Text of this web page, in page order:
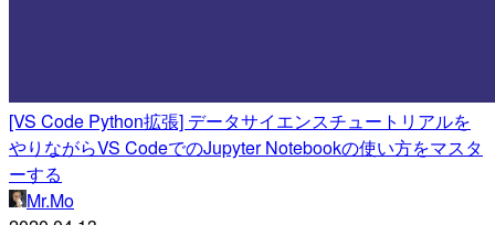
[VS Code Python拡張] データサイエンスチュートリアルを
やりながらVS CodeでのJupyter Notebookの使い方をマスタ
ーする
Mr.Mo